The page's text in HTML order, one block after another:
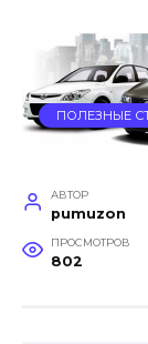
ПОЛЕЗНЫЕ
АВТОР
pumuzon
ПРОСМОТРОВ
802